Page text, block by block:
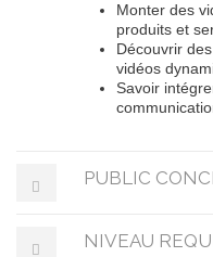
Monter des
produits et
Découvrir
vidéos
Savoir
PUBLIC
NIVEAU